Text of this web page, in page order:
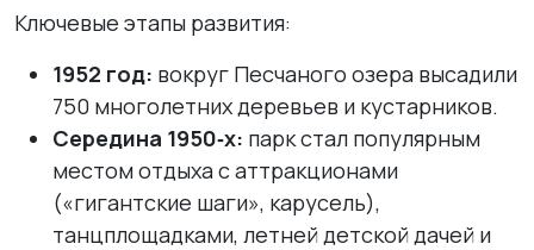
Ключевые этапы развития:
1952 год: вокруг Песчаного озера высадили
750 многолетних деревьев и кустарников.
Середина 1950‑х: парк стал популярным
местом отдыха с аттракционами
(«гигантские шаги», карусель),
танцплощадками, летней детской дачей и